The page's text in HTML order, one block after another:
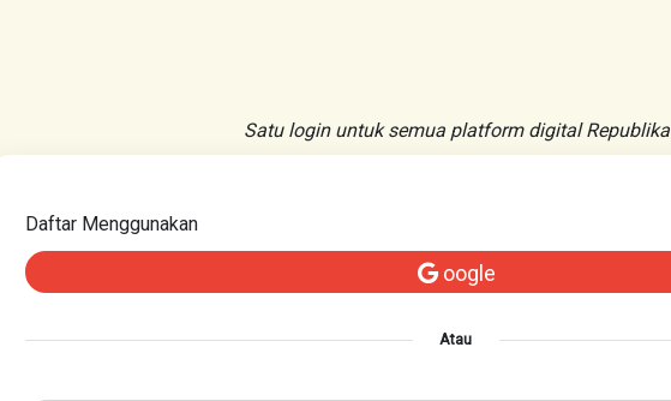
Satu login untuk semua platform digital Republika
Daftar Menggunakan
oogle
Atau